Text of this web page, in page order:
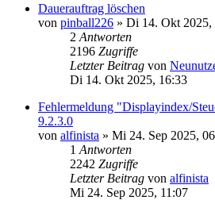
Dauerauftrag löschen
von pinball226 » Di 14. Okt 2025,
2 Antworten
2196 Zugriffe
Letzter Beitrag von
Di 14. Okt 2025, 16:33
Fehlermeldung "Displayindex/
9.2.3.0
von alfinista » Mi 24. Sep 2025,
1 Antworten
2242 Zugriffe
Letzter Beitrag von alfinista
Mi 24. Sep 2025, 11:07